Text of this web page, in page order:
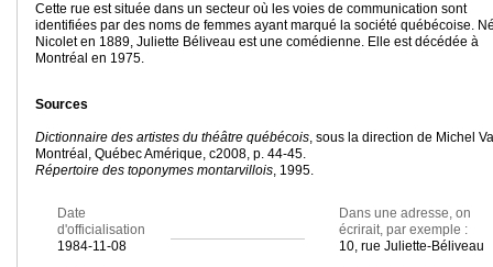
Cette rue est située dans un secteur où les voies de communication sont
identifiées par des noms de femmes ayant marqué la société québécoise.
Nicolet en 1889, Juliette Béliveau est une comédienne. Elle est décédée à
Montréal en 1975.
Sources
Dictionnaire des artistes du théâtre québécois, sous la direction de Michel
Montréal, Québec Amérique, c2008, p. 44-45.
Répertoire des toponymes montarvillois, 1995.
Date
d'officialisation
1984-11-08
Dans une adresse, on
écrirait, par exemple :
10, rue Juliette-Béliveau